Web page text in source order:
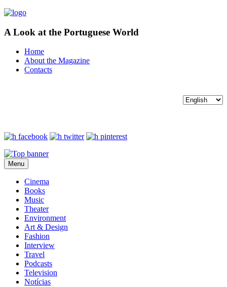
A Look at the Portuguese World
Home
About the Magazine
Contacts
Menu
Cinema
Books
Music
Theater
Environment
Art & Design
Fashion
Interview
Travel
Podcasts
Television
Notícias